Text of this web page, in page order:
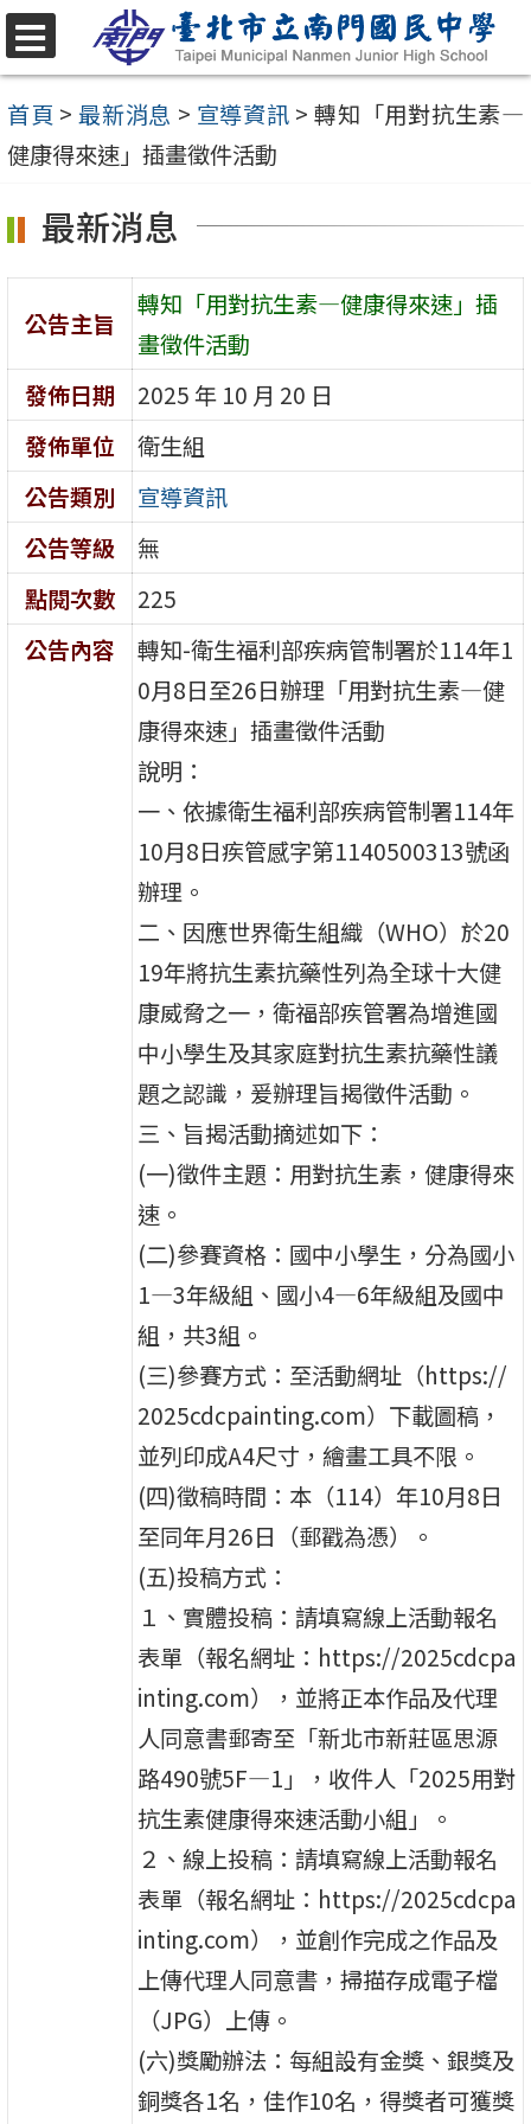
跳
至
主
要
容
選
單
首頁 > 最新消息 > 宣導資訊 > 轉知「用對抗生素—
健康得來速」插畫徵件活動
最新消息
公告主旨
轉知「用對抗生素—健康得來速」插
畫徵件活動
發佈日期
2025 年 10 月 20 日
發佈單位
衛生組
公告類別
宣導資訊
公告等級
無
點閱次數
225
公告內容
轉知-衛生福利部疾病管制署於114年1
0月8日至26日辦理「用對抗生素—健
康得來速」插畫徵件活動
說明：
一、依據衛生福利部疾病管制署114年
10月8日疾管感字第1140500313號函
辦理。
二、因應世界衛生組織（WHO）於20
19年將抗生素抗藥性列為全球十大健
康威脅之一，衛福部疾管署為增進國
中小學生及其家庭對抗生素抗藥性議
題之認識，爰辦理旨揭徵件活動。
三、旨揭活動摘述如下：
(一)徵件主題：用對抗生素，健康得來
速。
(二)參賽資格：國中小學生，分為國小
1—3年級組、國小4—6年級組及國中
組，共3組。
(三)參賽方式：至活動網址（https://
2025cdcpainting.com）下載圖稿，
並列印成A4尺寸，繪畫工具不限。
(四)徵稿時間：本（114）年10月8日
至同年月26日（郵戳為憑）。
(五)投稿方式：
１、實體投稿：請填寫線上活動報名
表單（報名網址：https://2025cdcpa
inting.com），並將正本作品及代理
人同意書郵寄至「新北市新莊區思源
路490號5F—1」，收件人「2025用對
抗生素健康得來速活動小組」。
２、線上投稿：請填寫線上活動報名
表單（報名網址：https://2025cdcpa
inting.com），並創作完成之作品及
上傳代理人同意書，掃描存成電子檔
（JPG）上傳。
(六)獎勵辦法：每組設有金獎、銀獎及
銅獎各1名，佳作10名，得獎者可獲獎